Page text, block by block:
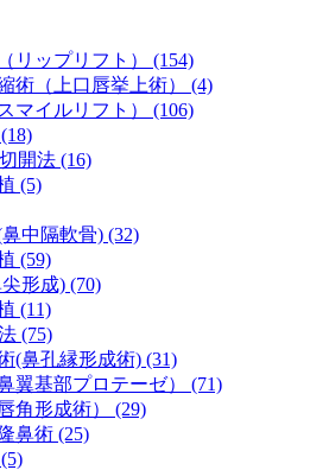
リップリフト） (154)
術（上口唇挙上術） (4)
マイルリフト） (106)
開法 (16)
(5)
中隔軟骨) (32)
(59)
形成) (70)
(11)
(75)
(鼻孔縁形成術) (31)
翼基部プロテーゼ） (71)
角形成術） (29)
鼻術 (25)